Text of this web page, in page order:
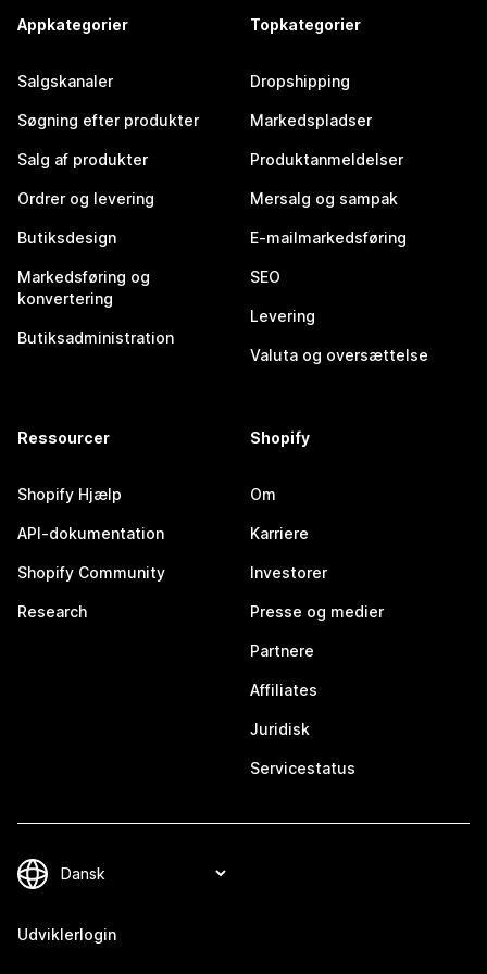
Appkategorier
Salgskanaler
Søgning efter produkter
Salg af produkter
Ordrer og levering
Butiksdesign
Markedsføring og
konvertering
Butiksadministration
Topkategorier
Dropshipping
Markedspladser
Produktanmeldelser
Mersalg og sampak
E-mailmarkedsføring
SEO
Levering
Valuta og oversættelse
Ressourcer
Shopify Hjælp
API-dokumentation
Shopify Community
Research
Shopify
Om
Karriere
Investorer
Presse og medier
Partnere
Affiliates
Juridisk
Servicestatus
Udviklerlogin